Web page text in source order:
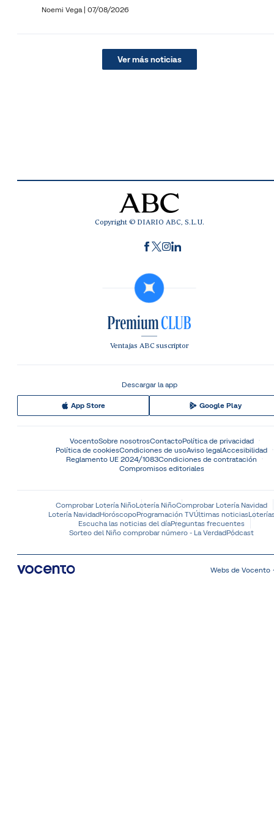
Noemi Vega | 07/08/2026
Ver más noticias
Copyright © DIARIO ABC, S.L.U.
Ventajas ABC suscriptor
Descargar la app
App Store Google Play
VocentoSobre nosotrosContactoPolítica de privacidad
Política de cookiesCondiciones de usoAviso legalAccesibilidad
Reglamento UE 2024/1083Condiciones de contratación
Compromisos editoriales
Comprobar Lotería NiñoLotería NiñoComprobar Lotería Navidad
Lotería NavidadHoróscopoProgramación TVÚltimas noticias
Escucha las noticias del díaPreguntas frecuentes
Sorteo del Niño comprobar número - La VerdadPódcast
Webs de Vocento